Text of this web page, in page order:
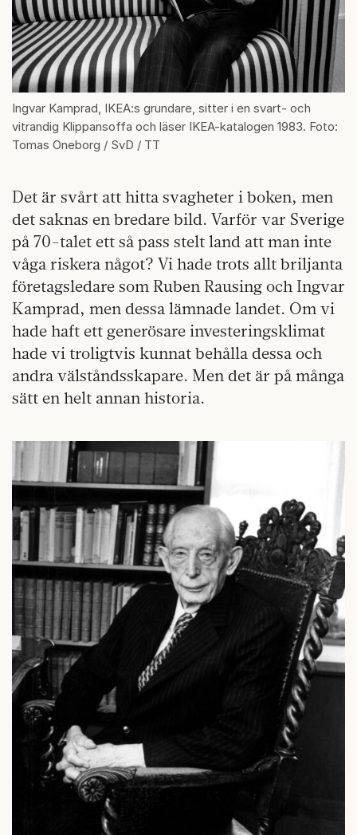
Ingvar Kamprad, IKEA:s grundare, sitter i en svart- och
vitrandig Klippansoffa och läser IKEA-katalogen 1983. Foto:
Tomas Oneborg / SvD / TT
Det är svårt att hitta svagheter i boken, men
det saknas en bredare bild. Varför var Sverige
på 70-talet ett så pass stelt land att man inte
våga riskera något? Vi hade trots allt briljanta
företagsledare som Ruben Rausing och Ingvar
Kamprad, men dessa lämnade landet. Om vi
hade haft ett generösare investeringsklimat
hade vi troligtvis kunnat behålla dessa och
andra välståndsskapare. Men det är på många
sätt en helt annan historia.